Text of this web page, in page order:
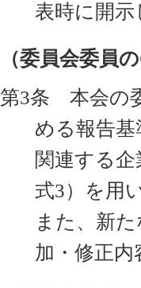
表時に開
（委員会委員
第3条 本会の
める報告
関連する
式3）を用
また、新
加・修正